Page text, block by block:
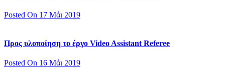
Posted On 17 Μάι 2019
Προς υλοποίηση το έργο Video Assistant Referee
Posted On 16 Μάι 2019